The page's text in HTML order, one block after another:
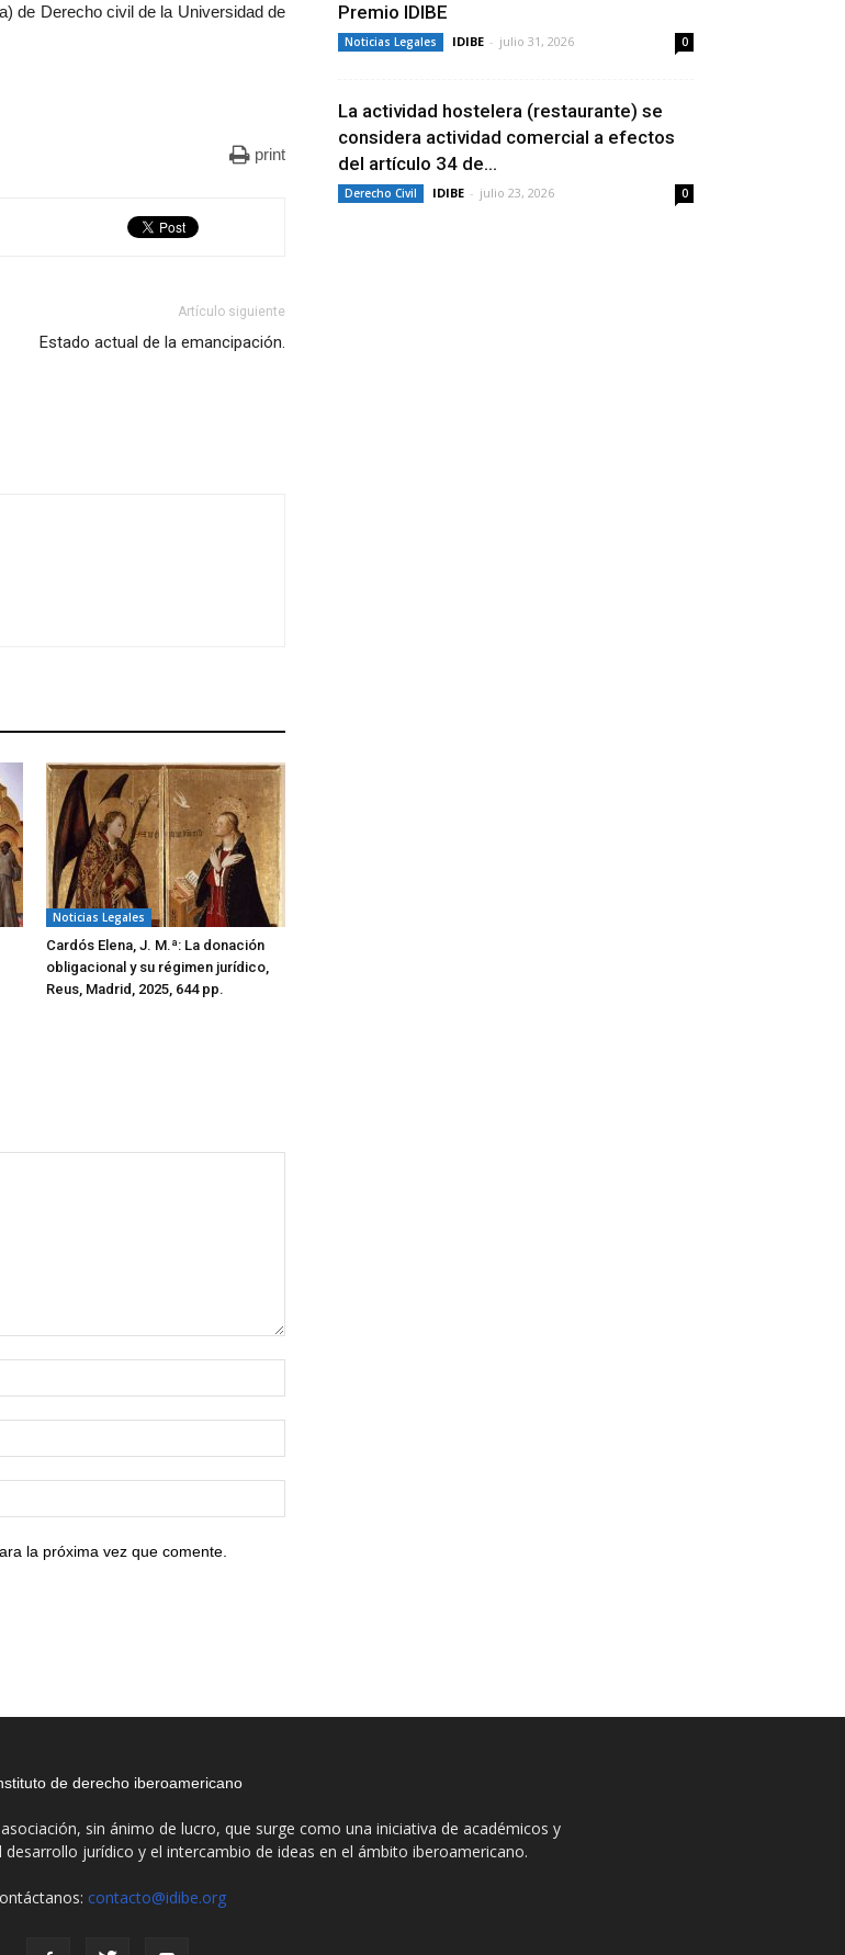
de Derecho civil de la Universidad de
print
Artículo siguiente
Estado actual de la emancipación.
Noticias Legales
Cardós Elena, J. M.ª: La donación
obligacional y su régimen jurídico,
Reus, Madrid, 2025, 644 pp.
la próxima vez que comente.
Premio IDIBE
Noticias Legales IDIBE - julio 31, 2026 0
La actividad hostelera (restaurante) se
considera actividad comercial a efectos
del artículo 34 de...
Derecho Civil IDIBE - julio 23, 2026 0
sin ánimo de lucro, que surge como una iniciativa de académicos y
jurídico y el intercambio de ideas en el ámbito iberoamericano.
contacto@idibe.org